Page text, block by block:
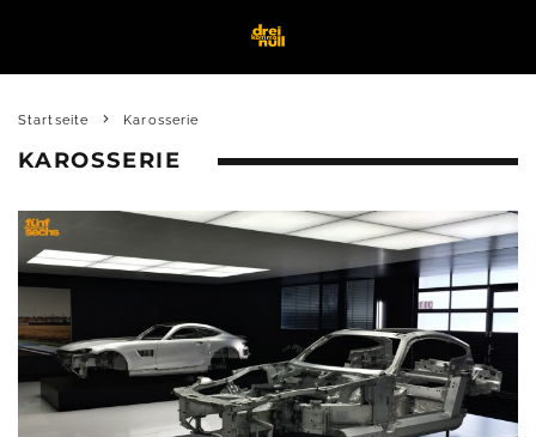
Startseite Karosserie
KAROSSERIE